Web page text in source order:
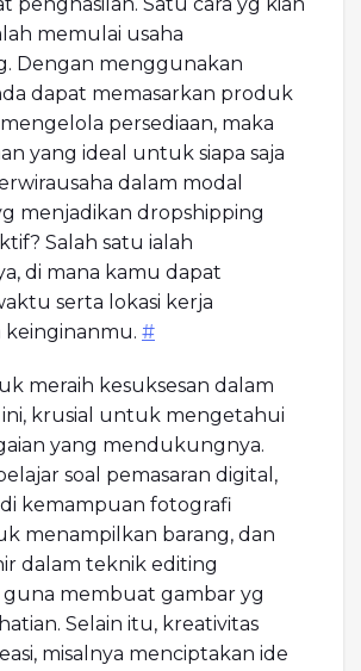
memulai usaha
Dengan menggunakan
dapat memasarkan produk
persediaan, maka
yang ideal untuk siapa saja
dalam modal
menjadikan dropshipping
Salah satu ialah
di mana kamu dapat
serta lokasi kerja
keinginanmu. #
meraih kesuksesan dalam
ini, krusial untuk mengetahui
yang mendukungnya.
soal pemasaran digital,
kemampuan fotografi
menampilkan barang, dan
dalam teknik editing
membuat gambar yg
Selain itu, kreativitas
misalnya menciptakan ide